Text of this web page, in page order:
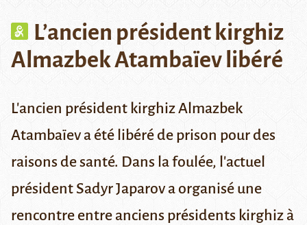
L’ancien président kirghiz
Almazbek Atambaïev libéré
L'ancien président kirghiz Almazbek
Atambaïev a été libéré de prison pour des
raisons de santé. Dans la foulée, l'actuel
président Sadyr Japarov a organisé une
rencontre entre anciens présidents kirghiz à